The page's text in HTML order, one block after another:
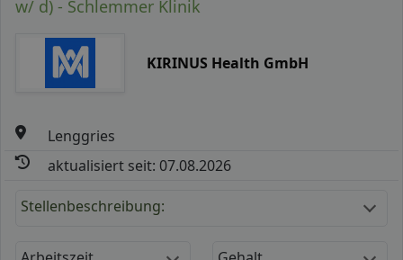
w/ d) - Schlemmer Klinik
KIRINUS Health GmbH
Lenggries
aktualisiert seit: 07.08.2026
Stellenbeschreibung: